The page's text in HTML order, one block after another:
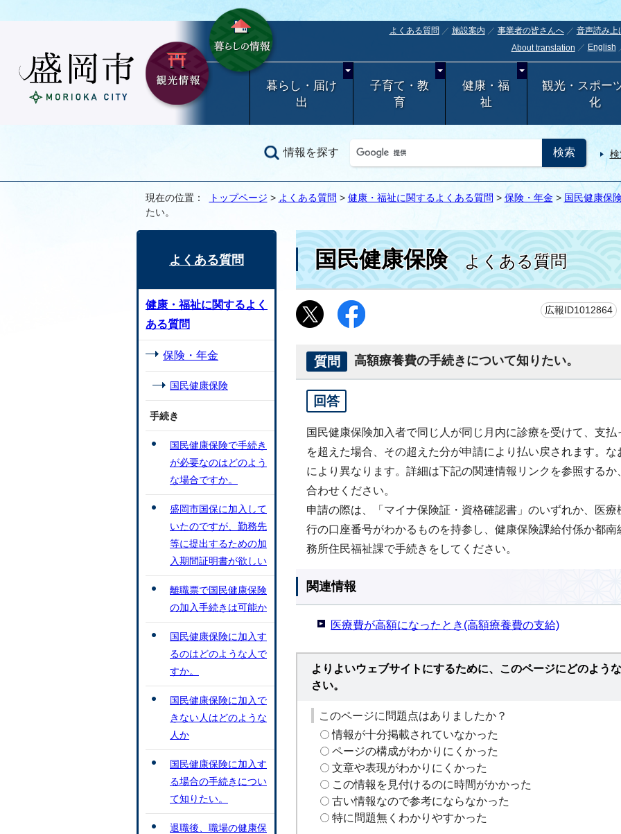
よくある質問 施設案内 事業者の皆さんへ 音声読み上
About translation
English
暮らし・届け
出
子育て・教
育
健康・福
祉
観光・スポー
化
情報を探す
現在の位置： トップページ > よくある質問 > 健康・福祉に関するよくある質問 > 保険・年金> 国民健康保
たい。
国民健康保険よくある質問
広報ID1012864
質問 高額療養費の手続きについて知りたい。
回答
国民健康保険加入者で同じ人が同じ月内に診療を受けて、支
を超えた場合、その超えた分が申請により払い戻されます。
により異なります。詳細は下記の関連情報リンクを参照する
合わせください。
申請の際は、「マイナ保険証・資格確認書」のいずれか、医
行の口座番号がわかるものを持参し、健康保険課給付係か都
務所住民福祉課で手続きをしてください。
関連情報
医療費が高額になったとき(高額療養費の支給)
よりよいウェブサイトにするために、このページにどのよう
さい。
このページに問題点はありましたか？
情報が十分掲載されていなかった
ページの構成がわかりにくかった
文章や表現がわかりにくかった
この情報を見付けるのに時間がかかった
古い情報なので参考にならなかった
特に問題無くわかりやすかった
よくある質問
健康・福祉に関するよく
ある質問
保険・年金
国民健康保険
手続き
国民健康保険で手続き
が必要なのはどのよう
な場合ですか。
盛岡市国保に加入して
いたのですが、勤務先
等に提出するための加
入期間証明書が欲しい
離職票で国民健康保険
の加入手続きは可能か
国民健康保険に加入す
るのはどのような人で
すか。
国民健康保険に加入で
きない人はどのような
人か
国民健康保険に加入す
る場合の手続きについ
て知りたい。
退職後、職場の健康保